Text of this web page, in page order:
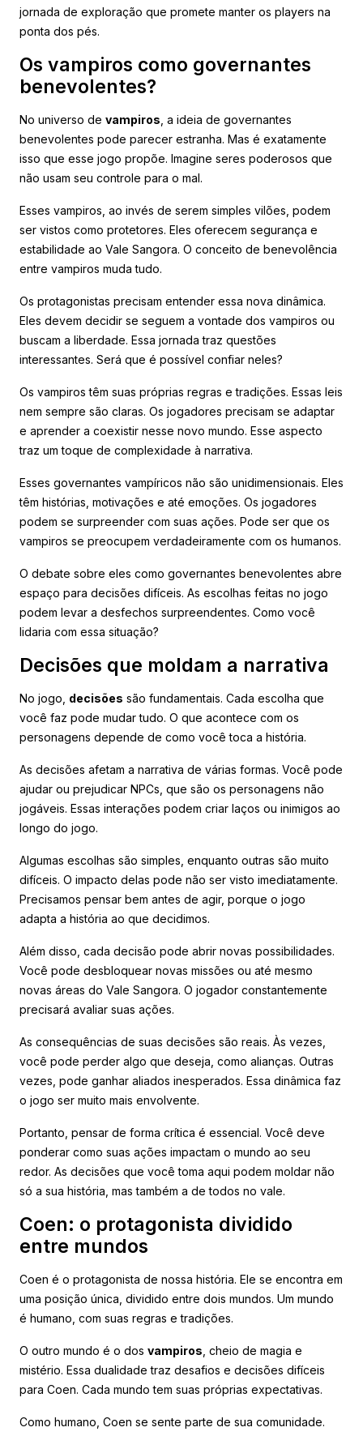
jornada de exploração que promete manter os players na
ponta dos pés.
Os vampiros como governantes
benevolentes?
No universo de vampiros , a ideia de governantes
benevolentes pode parecer estranha. Mas é exatamente
isso que esse jogo propõe. Imagine seres poderosos que
não usam seu controle para o mal.
Esses vampiros, ao invés de serem simples vilões, podem
ser vistos como protetores. Eles oferecem segurança e
estabilidade ao Vale Sangora. O conceito de benevolência
entre vampiros muda tudo.
Os protagonistas precisam entender essa nova dinâmica.
Eles devem decidir se seguem a vontade dos vampiros ou
buscam a liberdade. Essa jornada traz questões
interessantes. Será que é possível confiar neles?
Os vampiros têm suas próprias regras e tradições. Essas leis
nem sempre são claras. Os jogadores precisam se adaptar
e aprender a coexistir nesse novo mundo. Esse aspecto
traz um toque de complexidade à narrativa.
Esses governantes vampíricos não são unidimensionais. Eles
têm histórias, motivações e até emoções. Os jogadores
podem se surpreender com suas ações. Pode ser que os
vampiros se preocupem verdadeiramente com os humanos.
O debate sobre eles como governantes benevolentes abre
espaço para decisões difíceis. As escolhas feitas no jogo
podem levar a desfechos surpreendentes. Como você
lidaria com essa situação?
Decisões que moldam a narrativa
No jogo, decisões são fundamentais. Cada escolha que
você faz pode mudar tudo. O que acontece com os
personagens depende de como você toca a história.
As decisões afetam a narrativa de várias formas. Você pode
ajudar ou prejudicar NPCs, que são os personagens não
jogáveis. Essas interações podem criar laços ou inimigos ao
longo do jogo.
Algumas escolhas são simples, enquanto outras são muito
difíceis. O impacto delas pode não ser visto imediatamente.
Precisamos pensar bem antes de agir, porque o jogo
adapta a história ao que decidimos.
Além disso, cada decisão pode abrir novas possibilidades.
Você pode desbloquear novas missões ou até mesmo
novas áreas do Vale Sangora. O jogador constantemente
precisará avaliar suas ações.
As consequências de suas decisões são reais. Às vezes,
você pode perder algo que deseja, como alianças. Outras
vezes, pode ganhar aliados inesperados. Essa dinâmica faz
o jogo ser muito mais envolvente.
Portanto, pensar de forma crítica é essencial. Você deve
ponderar como suas ações impactam o mundo ao seu
redor. As decisões que você toma aqui podem moldar não
só a sua história, mas também a de todos no vale.
Coen: o protagonista dividido
entre mundos
Coen é o protagonista de nossa história. Ele se encontra em
uma posição única, dividido entre dois mundos. Um mundo
é humano, com suas regras e tradições.
O outro mundo é o dos vampiros , cheio de magia e
mistério. Essa dualidade traz desafios e decisões difíceis
para Coen. Cada mundo tem suas próprias expectativas.
Como humano, Coen se sente parte de sua comunidade.